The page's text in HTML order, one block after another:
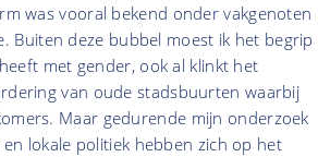
was vooral bekend onder vakgenoten
Buiten deze bubbel moest ik het begrip
met gender, ook al klinkt het
van oude stadsbuurten waarbij
Maar gedurende mijn onderzoek
lokale politiek hebben zich op het